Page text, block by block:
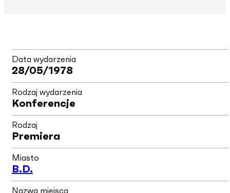
Data wydarzenia
28/05/1978
Rodzaj wydarzenia
Konferencje
Rodzaj
Premiera
Miasto
B.d.
Nazwa miejsca